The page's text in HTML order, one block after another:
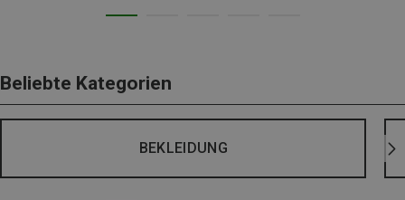
Beliebte Kategorien
BEKLEIDUNG